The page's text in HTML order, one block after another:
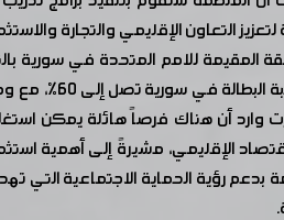
التعاون الإقليمي والتجارة
المقيمة للامم المتحدة في سورية
البلاد،
وارد أن هناك فرصاً هائلة يمكن
الإقليمي، مشيرةً إلى أهمية
بدعم رؤية الحماية الاجتماعية التي